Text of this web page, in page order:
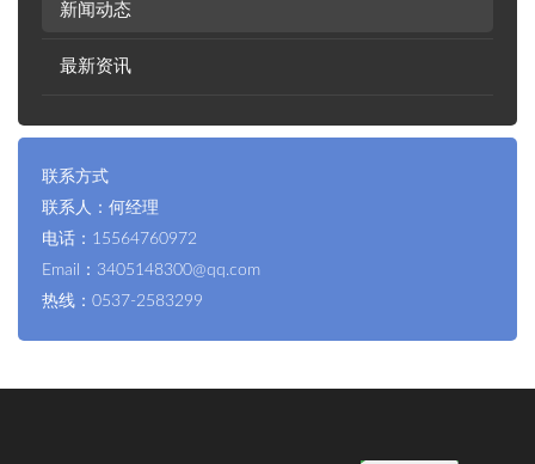
新闻动态
最新资讯
联系方式
联系人：何经理
电话：15564760972
Email：3405148300@qq.com
热线：0537-2583299